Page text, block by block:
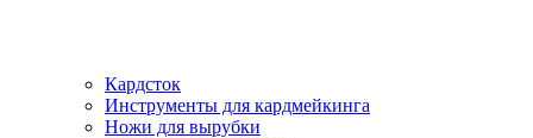
Кардсток
Инструменты для кардмейкинга
Ножи для вырубки